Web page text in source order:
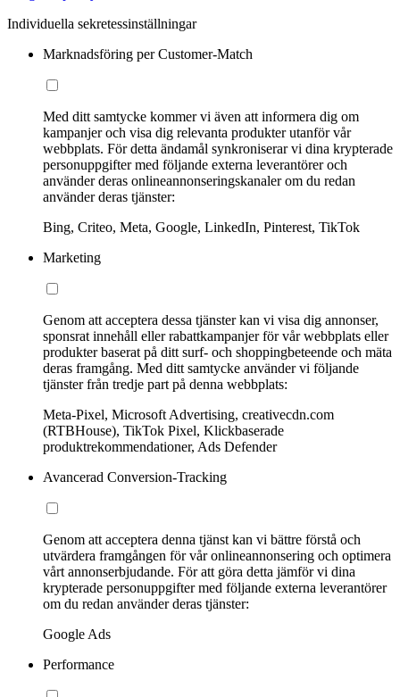
Individuella sekretessinställningar
Marknadsföring per Customer-Match
Med ditt samtycke kommer vi även att informera dig om
kampanjer och visa dig relevanta produkter utanför vår
webbplats. För detta ändamål synkroniserar vi dina krypterade
personuppgifter med följande externa leverantörer och
använder deras onlineannonseringskanaler om du redan
använder deras tjänster:
Bing, Criteo, Meta, Google, LinkedIn, Pinterest, TikTok
Marketing
Genom att acceptera dessa tjänster kan vi visa dig annonser,
sponsrat innehåll eller rabattkampanjer för vår webbplats eller
produkter baserat på ditt surf- och shoppingbeteende och mäta
deras framgång. Med ditt samtycke använder vi följande
tjänster från tredje part på denna webbplats:
Meta-Pixel, Microsoft Advertising, creativecdn.com
(RTBHouse), TikTok Pixel, Klickbaserade
produktrekommendationer, Ads Defender
Avancerad Conversion-Tracking
Genom att acceptera denna tjänst kan vi bättre förstå och
utvärdera framgången för vår onlineannonsering och optimera
vårt annonserbjudande. För att göra detta jämför vi dina
krypterade personuppgifter med följande externa leverantörer
om du redan använder deras tjänster:
Google Ads
Performance